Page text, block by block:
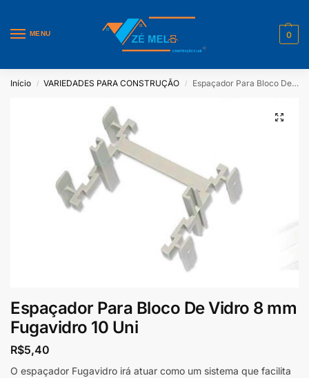
MENU 0
Início / VARIEDADES PARA CONSTRUÇÃO / Espaçador Para Bloco De Vidro 8 mm Fugavidro 10 Uni
Espaçador Para Bloco De Vidro 8 mm
Fugavidro 10 Uni
R$5,40
O espaçador Fugavidro irá atuar como um sistema que facilita